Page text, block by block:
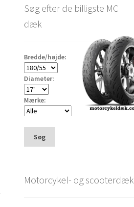
Søg efter de billigste MC
dæk
Bredde/højde:
Diameter:
Mærke:
Søg
Motorcykel- og scooterdæk